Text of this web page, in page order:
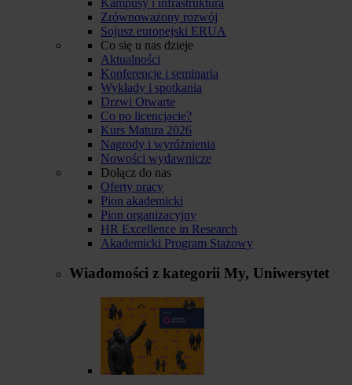
Zrównoważony rozwój
Sojusz europejski ERUA
Co się u nas dzieje
Aktualności
Konferencje i seminaria
Wykłady i spotkania
Drzwi Otwarte
Co po licencjacie?
Kurs Matura 2026
Nagrody i wyróżnienia
Nowości wydawnicze
Dołącz do nas
Oferty pracy
Pion akademicki
Pion organizacyjny
HR Excellence in Research
Akademicki Program Stażowy
Wiadomości z kategorii My, Uniwersytet